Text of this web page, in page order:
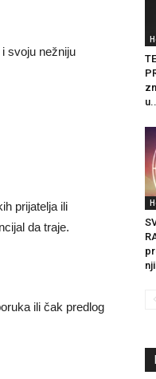
svoju nežniju
prijatelja ili
da traje.
ili čak predlog